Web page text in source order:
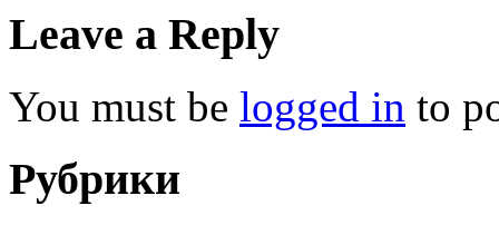
Leave a Reply
You must be logged in to
Рубрики